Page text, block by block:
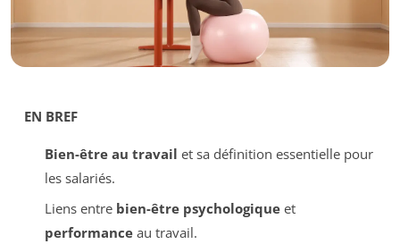
EN BREF
Bien-être au travail et sa définition essentielle pour
les salariés.
Liens entre bien-être psychologiqueet
performanceau travail.